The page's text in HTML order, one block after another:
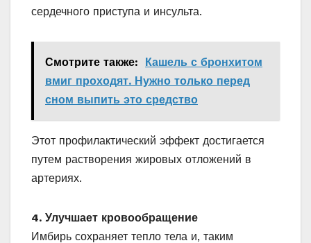
сердечного приступа и инсульта.
Смотрите также:
Кашель с бронхитом
вмиг проходят. Нужно только перед
сном выпить это средство
Этот профилактический эффект достигается
путем растворения жировых отложений в
артериях.
4. Улучшает кровообращение
Имбирь сохраняет тепло тела и, таким